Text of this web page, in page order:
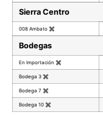
Sierra Centro
008 Ambato ✖
Bodegas
En Importación ✖
Bodega 3 ✖
Bodega 7 ✖
Bodega 10 ✖